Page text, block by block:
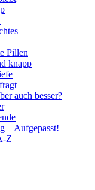
Pillen
knapp
auch besser?
– Aufgepasst!
Z